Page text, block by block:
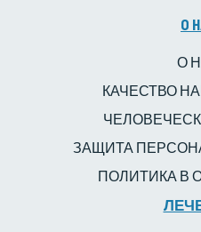
O
О
КАЧЕСТВО
ЗАЩИТА
ПОЛИТИКА В